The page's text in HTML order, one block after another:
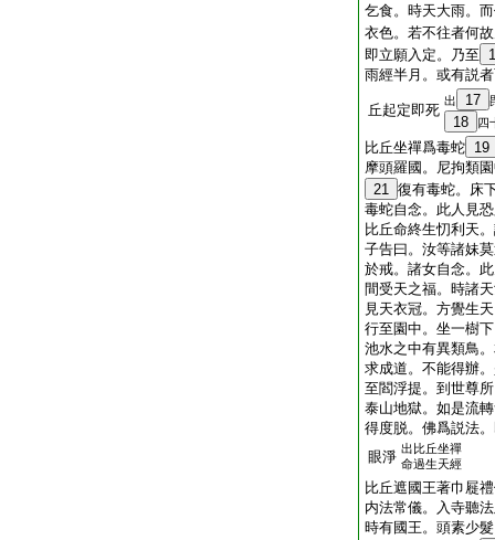
乞食。時天大雨。
衣色。若不往者何
即立願入定。乃至
雨經半月。或有説
丘起定即死
出 17
18 四
比丘坐禪爲毒蛇 19
摩頭羅國。尼拘類
21 復有毒蛇。床
毒蛇自念。此人見
比丘命終生忉利天
子告曰。汝等諸妹
於戒。諸女自念。
間受天之福。時諸
見天衣冠。方覺生
行至園中。坐一樹
池水之中有異類鳥
求成道。不能得辦
至閻浮提。到世尊
泰山地獄。如是流
得度脱。佛爲説法
眼淨 出比丘坐禪
命過生天經
比丘遮國王著巾屣
内法常儀。入寺聽
時有國王。頭素少